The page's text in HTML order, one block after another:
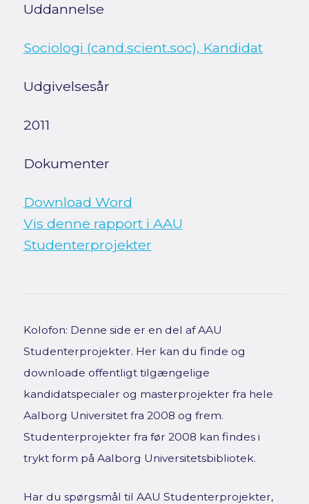
Uddannelse
Sociologi (cand.scient.soc), Kandidat
Udgivelsesår
2011
Dokumenter
Download Word
Vis denne rapport i AAU
Studenterprojekter
Kolofon: Denne side er en del af AAU
Studenterprojekter. Her kan du finde og
downloade offentligt tilgængelige
kandidatspecialer og masterprojekter fra hele
Aalborg Universitet fra 2008 og frem.
Studenterprojekter fra før 2008 kan findes i
trykt form på Aalborg Universitetsbibliotek.
Har du spørgsmål til AAU Studenterprojekter,